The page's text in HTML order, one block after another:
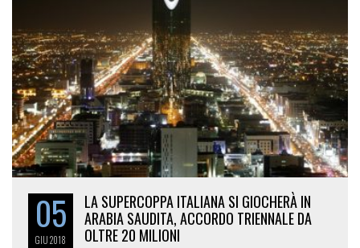
05
GIU2018
LA SUPERCOPPA ITALIANA SI GIOCHERÀ IN
ARABIA SAUDITA, ACCORDO TRIENNALE DA
OLTRE 20 MILIONI